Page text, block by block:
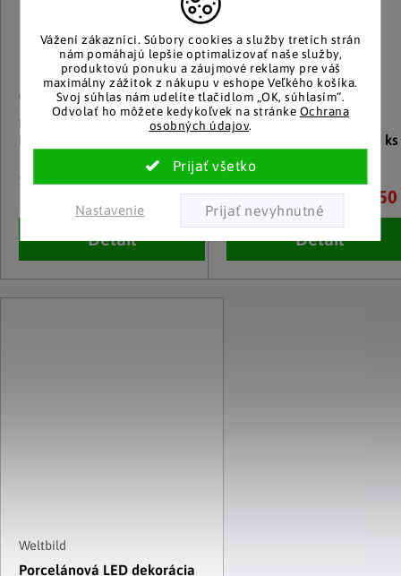
Vážení zákazníci. Súbory cookies a služby tretích strán
nám pomáhajú lepšie optimalizovať naše služby,
produktovú ponuku a záujmové reklamy pre váš
maximálny zážitok z nákupu v eshope Veľkého košíka.
Svoj súhlas nám udelíte tlačidlom „OK, súhlasím“.
Odvolať ho môžete kedykoľvek na stránke Ochrana
osobných údajov.
Nastavenie
Weltbild
Drevené dekoratívne stĺpiky
Lisa a Tom
Skladom
10 a viac kusov
12.50 €
Detail
Weltbild
LED sklenené závesné
dekorácie Fleurs, sada 2 ks
Skladom
10 a viac kusov
Detail
Weltbild
Porcelánová LED dekorácia